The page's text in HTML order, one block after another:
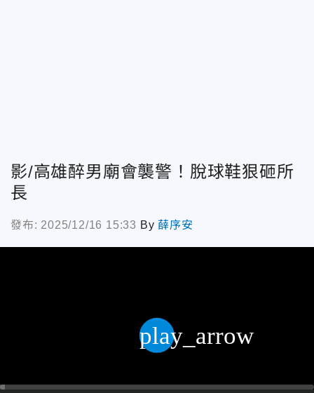
影/高雄醉男廟會襲警！脫球鞋狠砸所
長
發布: 2025/12/16 15:33 By薛序安
play_arrow